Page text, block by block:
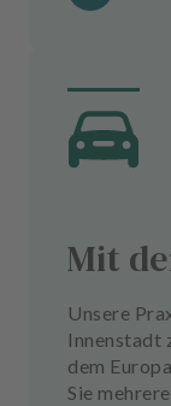
Mit
Unsere
Innenstadt
dem
Sie